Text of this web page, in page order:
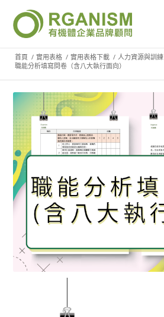
首頁 / 實用表格 / 實用表格下載 / 人力資源與訓練
職能分析填寫問卷（含八大執行面向）